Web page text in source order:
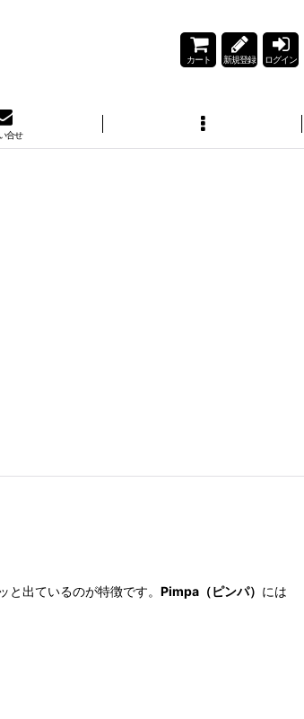
カート 新規登録 ログイン
合せ
出ているのが特徴です。 Pimpa（ピンパ） には